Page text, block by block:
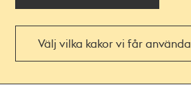
Välj vilka kakor vi får använda